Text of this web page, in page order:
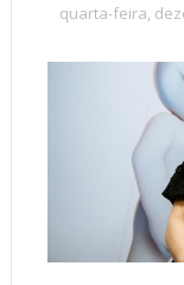
quarta-feira,